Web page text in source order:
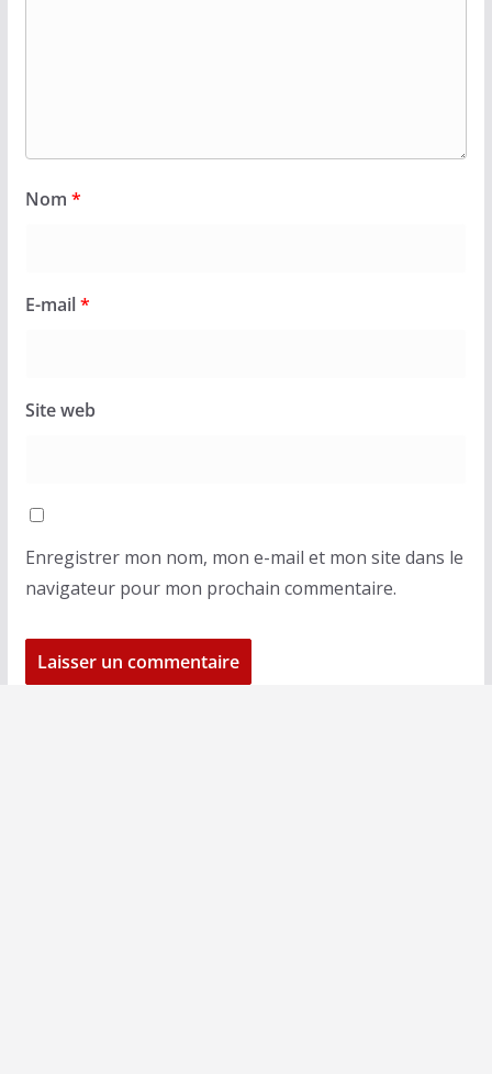
Nom *
E-mail*
Site web
Enregistrer mon nom, mon e-mail et mon site dans le
navigateur pour mon prochain commentaire.